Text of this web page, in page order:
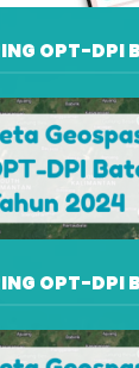
OPT-DPI
OPT-DPI